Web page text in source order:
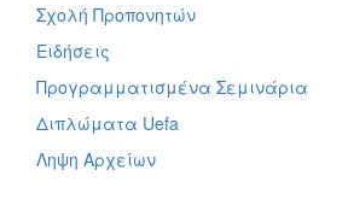
Σχολή Προπονητών
Ειδήσεις
Προγραμματισμένα Σεμινάρια
Διπλώματα Uefa
Ληψη Αρχείων